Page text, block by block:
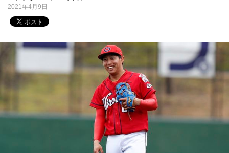
2021年4月9日